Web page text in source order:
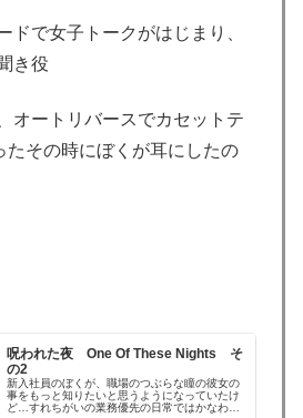
ドで女子トークがはじまり、
き役
オートリバースでカセットテ
たその時にぼくが耳にしたの
呪われた夜 One Of These Nights そ
の2
新入社員のぼくが、職場のつぶらな瞳の彼女の
事をもっと知りたいと思うようになっていたけ
ど…すれちがいの業務優先の日常ではかなわず